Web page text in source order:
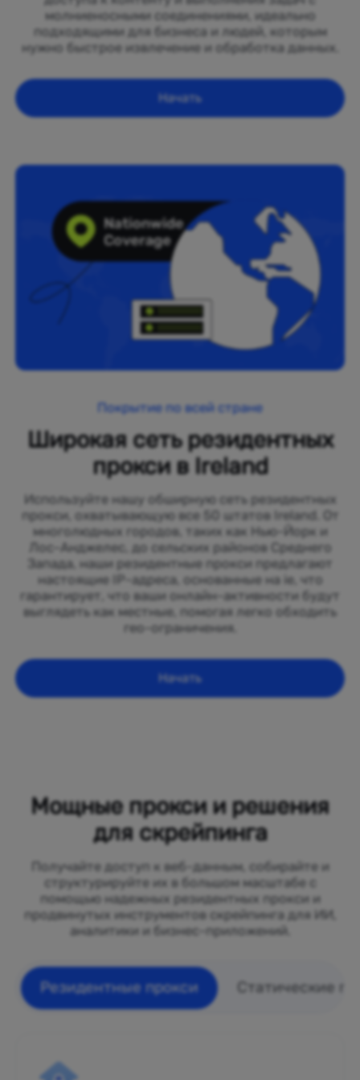
молниеносными соединениями, идеально
подходящими для бизнеса и людей, которым
нужно быстрое извлечение и обработка данных.
Начать
Покрытие по всей стране
Широкая сеть резидентных
прокси в Ireland
Используйте нашу обширную сеть резидентных
прокси, охватывающую все 50 штатов Ireland. От
многолюдных городов, таких как Нью-Йорк и
Лос-Анджелес, до сельских районов Среднего
Запада, наши резидентные прокси предлагают
настоящие IP-адреса, основанные на ie, что
гарантирует, что ваши онлайн-активности будут
выглядеть как местные, помогая легко обходить
гео-ограничения.
Начать
Мощные прокси и решения
для скрейпинга
Получайте доступ к веб-данным, собирайте и
структурируйте их в большом масштабе с
помощью надежных резидентных прокси и
продвинутых инструментов скрейпинга для ИИ,
аналитики и бизнес-приложений.
Резидентные прокси Статические